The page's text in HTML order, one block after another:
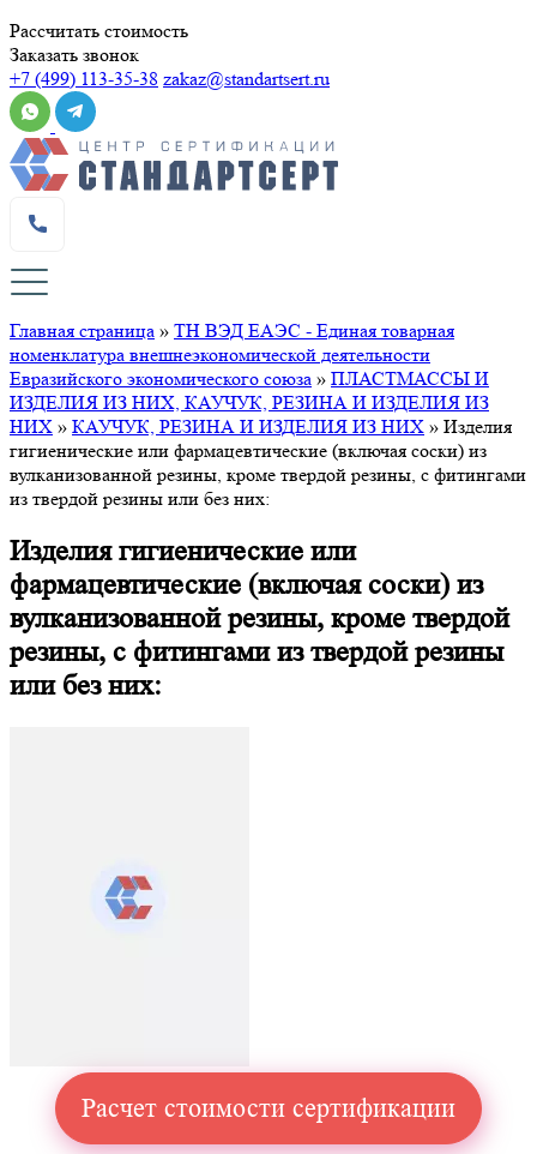
Рассчитать стоимость
Заказать звонок
+7 (499) 113-35-38 zakaz@standartsert.ru
Главная страница » ТН ВЭД ЕАЭС - Единая товарная
номенклатура внешнеэкономической деятельности
Евразийского экономического союза » ПЛАСТМАССЫ И
ИЗДЕЛИЯ ИЗ НИХ, КАУЧУК, РЕЗИНА И ИЗДЕЛИЯ ИЗ
НИХ » КАУЧУК, РЕЗИНА И ИЗДЕЛИЯ ИЗ НИХ » Изделия
гигиенические или фармацевтические (включая соски) из
вулканизованной резины, кроме твердой резины, с фитингами
из твердой резины или без них:
Изделия гигиенические или
фармацевтические (включая соски) из
вулканизованной резины, кроме твердой
резины, с фитингами из твердой резины
или без них:
Расчет стоимости сертификации